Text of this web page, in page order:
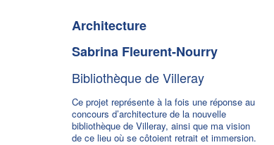
Architecture
Sabrina Fleurent-Nourry
Bibliothèque de Villeray
Ce projet représente à la fois une réponse au
concours d’architecture de la nouvelle
bibliothèque de Villeray, ainsi que ma vision
de ce lieu où se côtoient retrait et immersion.